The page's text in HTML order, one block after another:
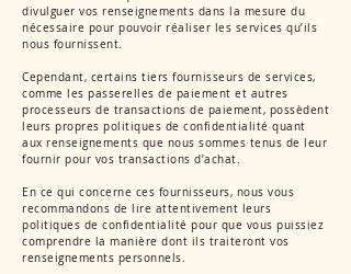
divulguer vos renseignements dans la mesure du
nécessaire pour pouvoir réaliser les services qu’ils
nous fournissent.
Cependant, certains tiers fournisseurs de services,
comme les passerelles de paiement et autres
processeurs de transactions de paiement, possèdent
leurs propres politiques de confidentialité quant
aux renseignements que nous sommes tenus de leur
fournir pour vos transactions d’achat.
En ce qui concerne ces fournisseurs, nous vous
recommandons de lire attentivement leurs
politiques de confidentialité pour que vous puissiez
comprendre la manière dont ils traiteront vos
renseignements personnels.